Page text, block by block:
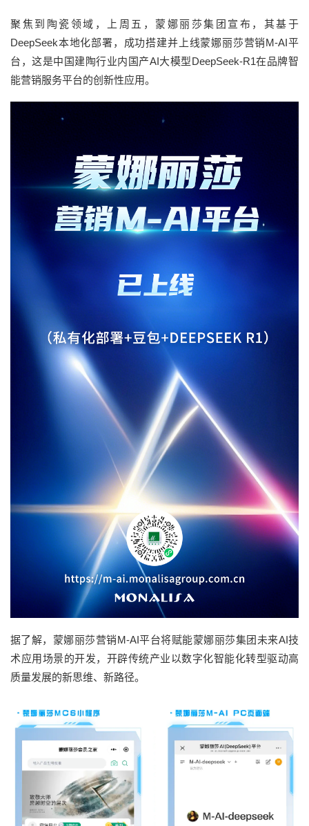
聚焦到陶瓷领域，上周五，蒙娜丽莎集团宣布，其基于
DeepSeek本地化部署，成功搭建并上线蒙娜丽莎营销M-AI平
台，这是中国建陶行业内国产AI大模型DeepSeek-R1在品牌智
能营销服务平台的创新性应用。
据了解，蒙娜丽莎营销M-AI平台将赋能蒙娜丽莎集团未来AI技
术应用场景的开发，开辟传统产业以数字化智能化转型驱动高
质量发展的新思维、新路径。